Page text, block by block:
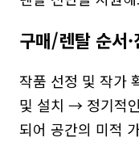
구매/렌탈 순서
작품 선정 및 작가
및 설치 → 정기적
되어 공간의 미적